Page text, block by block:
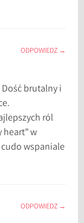
ODPOWIEDZ
brutalny i
ról
heart” w
wspaniale
ODPOWIEDZ